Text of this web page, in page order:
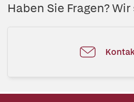
Haben Sie Fragen?